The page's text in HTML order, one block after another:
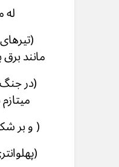
له
مانند
(در
( و بر